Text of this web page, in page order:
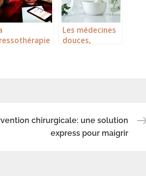
Les médecines
douces,
chirurgicale: une solution
express pour maigrir